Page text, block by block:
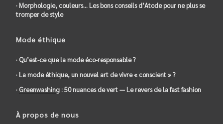
· Morphologie, couleurs… Les bons conseils d’Atode pour ne plus se
tromper de style
Mode éthique
· Qu’est-ce que la mode éco-responsable ?
· La modeéthique, un nouvel art de vivre « conscient » ?
· Greenwashing : 50 nuances de vert — Le revers de lafast fashion
À propos de nous